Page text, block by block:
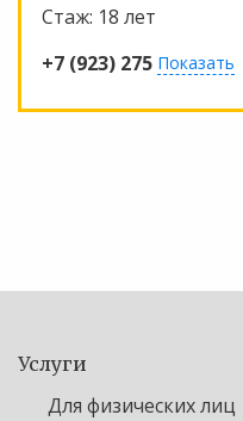
Стаж: 18 лет
+7 (923) 275 Показать
Услуги
Для физических лиц